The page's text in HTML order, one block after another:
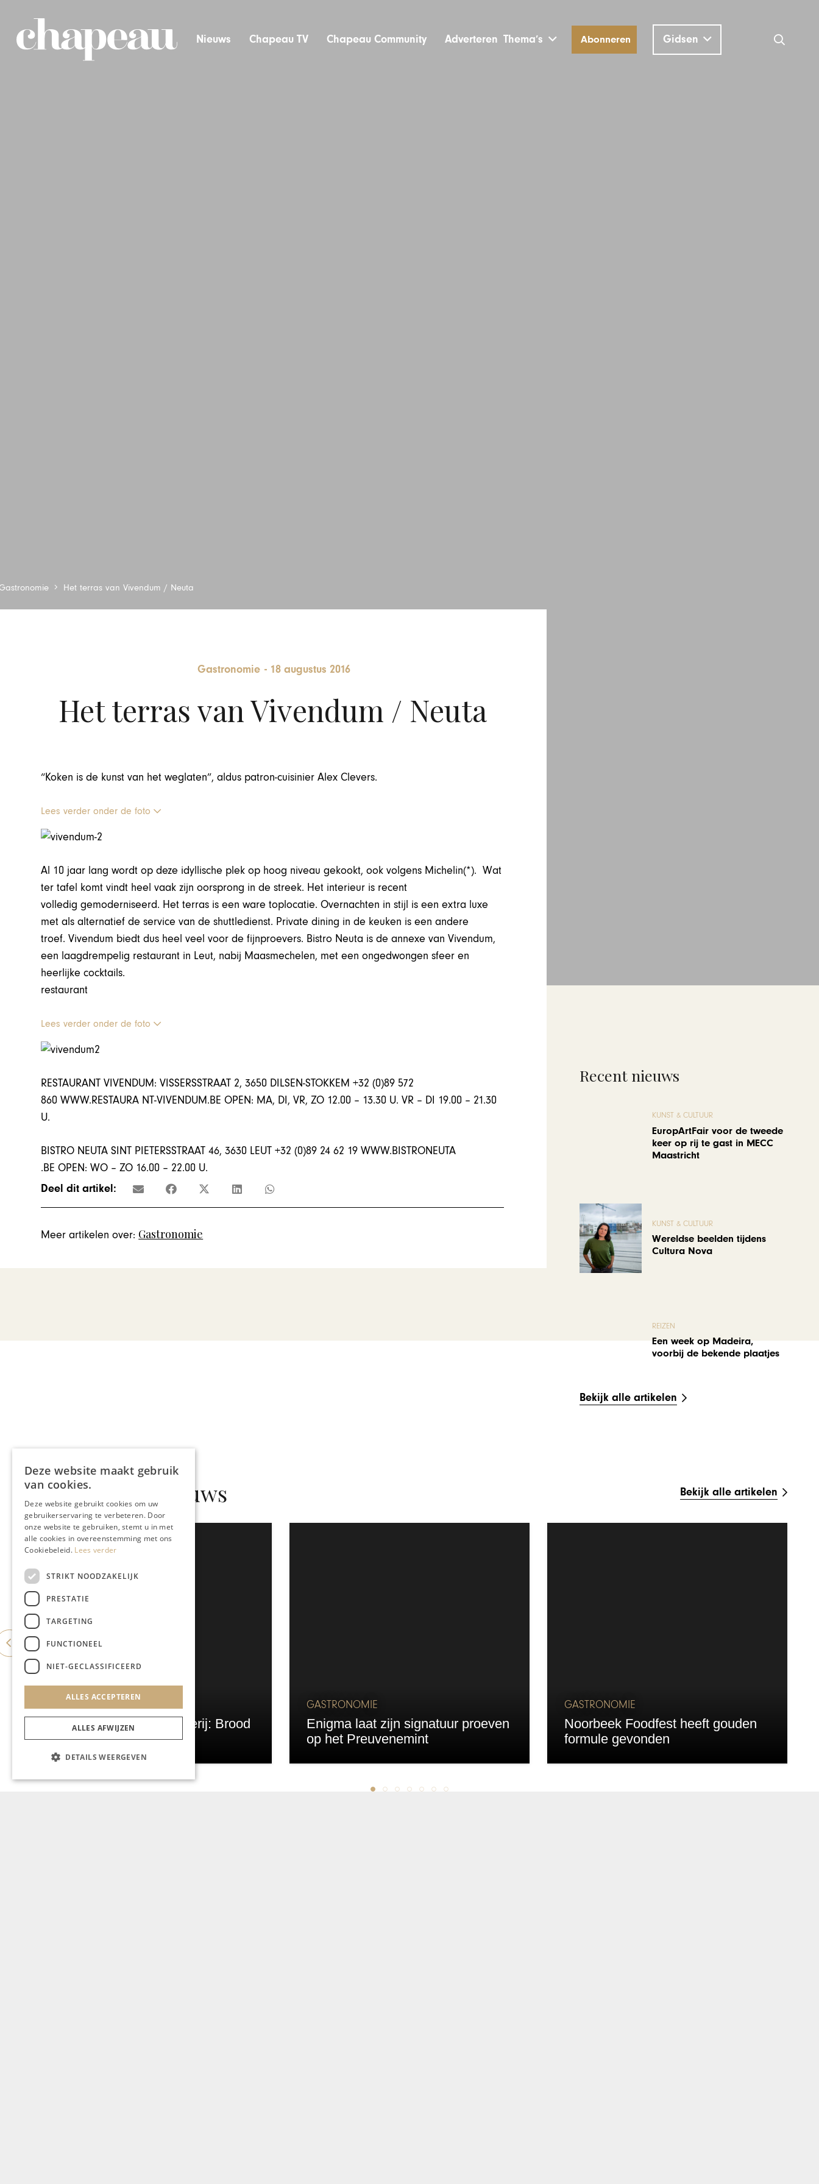
Nieuws Chapeau TV Chapeau Community Adverteren Thema’s Abonneren Gidsen
Het terras van Vivendum / Neuta
Gastronomie - 18 augustus 2016
Het terras van Vivendum / Neuta
“Koken is de kunst van het weglaten”, aldus patron-cuisinier Alex Clevers.
Lees verder onder de foto
Al 10 jaar lang wordt op deze idyllische plek op hoog niveau gekookt, ook volgens Michelin(*). Wat
ter tafel komt vindt heel vaak zijn oorsprong in de streek. Het interieur is recent
volledig gemoderniseerd. Het terras is een ware toplocatie. Overnachten in stijl is een extra luxe
met als alternatief de service van de shuttledienst. Private dining in de keuken is een andere
troef. Vivendum biedt dus heel veel voor de fijnproevers. Bistro Neuta is de annexe van Vivendum,
een laagdrempelig restaurant in Leut, nabij Maasmechelen, met een ongedwongen sfeer en
heerlijke cocktails.
restaurant
Lees verder onder de foto
RESTAURANT VIVENDUM: VISSERSSTRAAT 2, 3650 DILSEN-STOKKEM +32 (0)89 572
860 WWW.RESTAURA NT-VIVENDUM.BE OPEN: MA, DI, VR, ZO 12.00 – 13.30 U. VR – DI 19.00 – 21.30
U.
BISTRO NEUTA SINT PIETERSSTRAAT 46, 3630 LEUT +32 (0)89 24 62 19 WWW.BISTRONEUTA
.BE OPEN: WO – ZO 16.00 – 22.00 U.
Deel dit artikel:
Meer artikelen over: Gastronomie
Recent nieuws
KUNST & CULTUUR
EuropArtFair voor de tweede
keer op rij te gast in MECC
Maastricht
KUNST & CULTUUR
Wereldse beelden tijdens
Cultura Nova
REIZEN
Een week op Madeira,
voorbij de bekende plaatjes
Bekijk alle artikelen
Gerelateerd nieuws Bekijk alle artikelen
ES&C opent eigen bakkerij: Brood
Atelier
GASTRONOMIE
Enigma laat zijn signatuur proeven
op het Preuvenemint
GASTRONOMIE
Noorbeek Foodfest heeft gouden
formule gevonden
Deze website maakt gebruik
van cookies.
Deze website gebruikt cookies om uw
gebruikerservaring te verbeteren. Door
onze website te gebruiken, stemt u in met
alle cookies in overeenstemming met ons
Cookiebeleid. Lees verder
STRIKT NOODZAKELIJK
PRESTATIE
TARGETING
FUNCTIONEEL
NIET-GECLASSIFICEERD
ALLES ACCEPTEREN
ALLES AFWIJZEN
DETAILS WEERGEVEN